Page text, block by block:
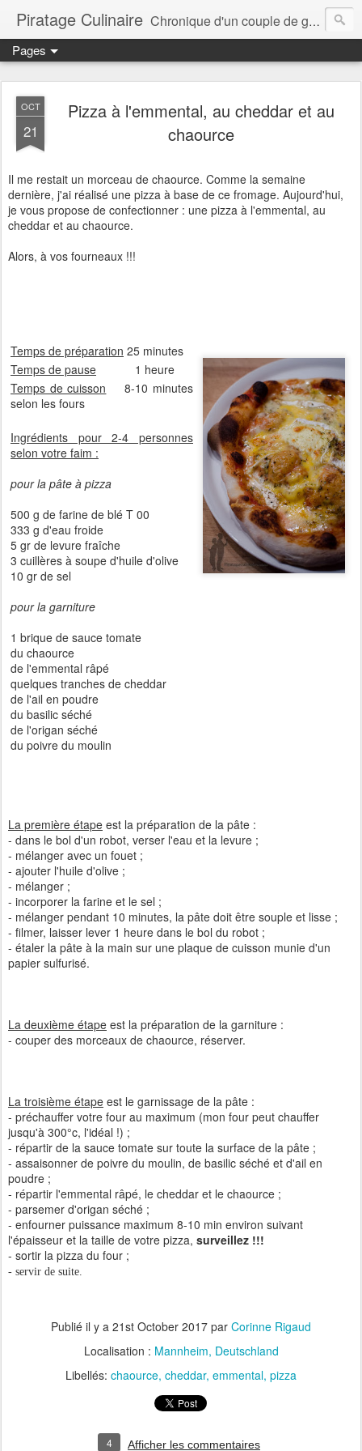
Piratage Culinaire Chronique d'un couple de gourmands
Pages
OCT
21
Pizza à l'emmental, au cheddar et au
chaource
Il me restait un morceau de chaource. Comme la semaine
dernière, j'ai réalisé une pizza à base de ce fromage. Aujourd'hui,
je vous propose de confectionner : une pizza à l'emmental, au
cheddar et au chaource.
Alors, à vos fourneaux !!!
Temps de préparation 25 minutes
Temps de pause 1 heure
Temps de cuisson 8-10 minutes
selon les fours
Ingrédients pour 2-4 personnes
selon votre faim :
pour la pâte à pizza
500 g de farine de blé T 00
333 g d'eau froide
5 gr de levure fraîche
3 cuillères à soupe d'huile d'olive
10 gr de sel
pour la garniture
1 brique de sauce tomate
du chaource
de l'emmental râpé
quelques tranches de cheddar
de l'ail en poudre
du basilic séché
de l'origan séché
du poivre du moulin
La première étape est la préparation de la pâte :
- dans le bol d'un robot, verser l'eau et la levure ;
- mélanger avec un fouet ;
- ajouter l'huile d'olive ;
- mélanger ;
- incorporer la farine et le sel ;
- mélanger pendant 10 minutes, la pâte doit être souple et lisse ;
- filmer, laisser lever 1 heure dans le bol du robot ;
- étaler la pâte à la main sur une plaque de cuisson munie d'un
papier sulfurisé.
La deuxième étape est la préparation de la garniture :
- couper des morceaux de chaource, réserver.
La troisième étape est le garnissage de la pâte :
- préchauffer votre four au maximum (mon four peut chauffer
jusqu'à 300°c, l'idéal !) ;
- répartir de la sauce tomate sur toute la surface de la pâte ;
- assaisonner de poivre du moulin, de basilic séché et d'ail en
poudre ;
- répartir l'emmental râpé, le cheddar et le chaource ;
- parsemer d'origan séché ;
- enfourner puissance maximum 8-10 min environ suivant
l'épaisseur et la taille de votre pizza, surveillez !!!
- sortir la pizza du four ;
- servir de suite.
Publié il y a 21st October 2017 par Corinne Rigaud
Localisation : Mannheim, Deutschland
Libellés: chaource cheddar emmental pizza
4 Afficher les commentaires